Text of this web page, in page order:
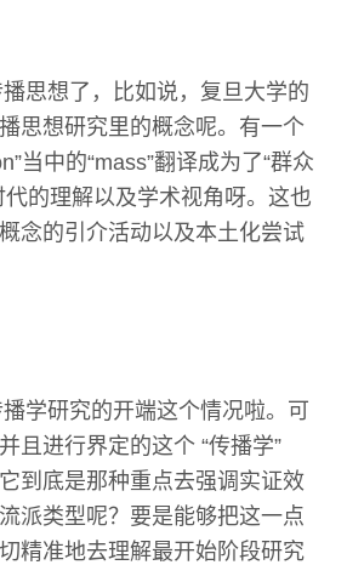
思想了，比如说，复旦大学的
思想研究里的概念呢。有一个
当中的“mass”翻译成为了“群众
的理解以及学术视角呀。这也
念的引介活动以及本土化尝试
学研究的开端这个情况啦。可
且进行界定的这个 “传播学”
到底是那种重点去强调实证效
派类型呢？要是能够把这一点
精准地去理解最开始阶段研究